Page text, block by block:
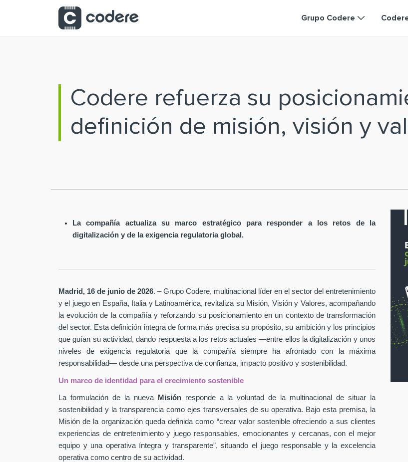
Saltar al contenido principal
Grupo Codere
Codere refuerza su
definición de misión, visión y
La compañía actualiza su marco estratégico para responder a los retos de la
digitalización y de la exigencia regulatoria global.
Madrid, 16 de junio de 2026. – Grupo Codere, multinacional líder en el sector del entretenimiento
y el juego en España, Italia y Latinoamérica, revitaliza su Misión, Visión y Valores, acompañando
la evolución de la compañía y reforzando su posicionamiento en un contexto de transformación
del sector. Esta definición integra de forma más precisa su propósito, su ambición y los principios
que guían su actividad, dando respuesta a los retos actuales —entre ellos la digitalización y unos
niveles de exigencia regulatoria que la compañía siempre ha afrontado con la máxima
responsabilidad— desde una perspectiva de confianza, impacto positivo y sostenibilidad.
Un marco de identidad para el crecimiento sostenible
La formulación de la nueva Misión responde a la voluntad de la multinacional de situar la
sostenibilidad y la transparencia como ejes transversales de su operativa. Bajo esta premisa, la
Misión de la organización queda definida como “crear valor sostenible ofreciendo a sus clientes
experiencias de entretenimiento y juego responsables, emocionantes y cercanas, con el mejor
equipo y una operativa íntegra y transparente”, situando el juego responsable y la excelencia
operativa como centro de su actividad.